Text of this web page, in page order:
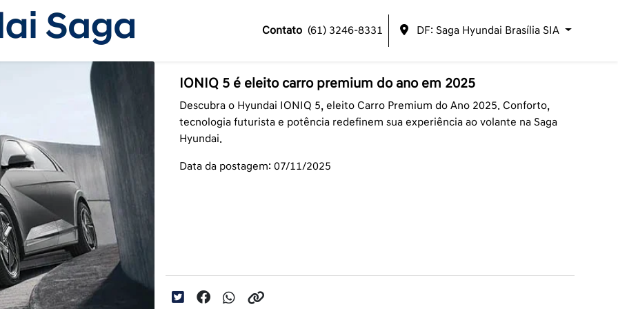
Contato (61) 3246-8331 DF: Saga Hyundai Brasília SIA
IONIQ 5 é eleito carro premium do ano em 2025
Descubra o Hyundai IONIQ 5, eleito Carro Premium do Ano 2025. Conforto,
tecnologia futurista e potência redefinem sua experiência ao volante na Saga
Hyundai.
Data da postagem: 07/11/2025